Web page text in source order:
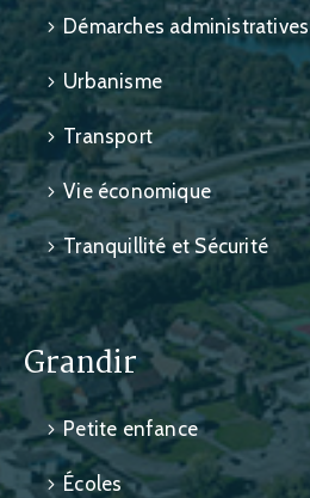
Démarches administratives
Urbanisme
Transport
Vie économique
Tranquillité et Sécurité
Grandir
Petite enfance
Écoles